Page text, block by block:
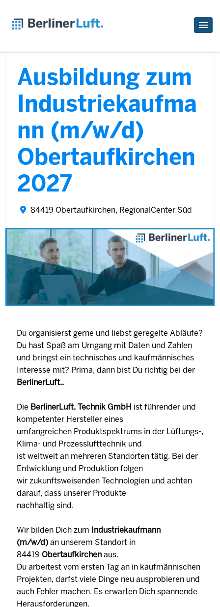
Ausbildung zum
Industriekaufma
nn (m/w/d)
Obertaufkirchen
2027
84419 Obertaufkirchen, RegionalCenter Süd
Du organisierst gerne und liebst geregelte Abläufe?
Du hast Spaß am Umgang mit Daten und Zahlen
und bringst ein technisches und kaufmännisches
Interesse mit? Prima, dann bist Du richtig bei der
BerlinerLuft..
Die BerlinerLuft. Technik GmbH ist führender und
kompetenter Hersteller eines
umfangreichen Produktspektrums in der Lüftungs-,
Klima- und Prozesslufttechnik und
ist weltweit an mehreren Standorten tätig. Bei der
Entwicklung und Produktion folgen
wir zukunftsweisenden Technologien und achten
darauf, dass unserer Produkte
nachhaltig sind.
Wir bilden Dich zum Industriekaufmann
(m/w/d) an unserem Standort in
84419 Obertaufkirchen aus.
Du arbeitest vom ersten Tag an in kaufmännischen
Projekten, darfst viele Dinge neu ausprobieren und
auch Fehler machen. Es erwarten Dich spannende
Herausforderungen.